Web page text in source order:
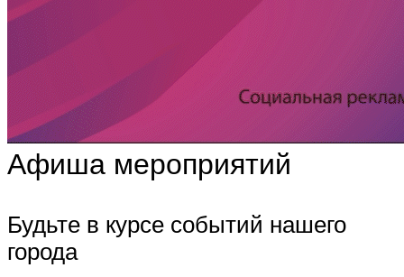
Афиша мероприятий
Будьте в курсе событий нашего
города